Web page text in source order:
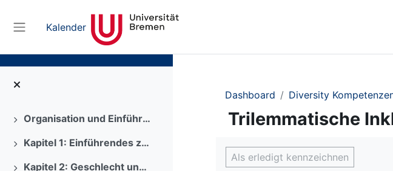
Website-Übersicht
Kalender
Ausklappen Organisation und Einführung
Ausklappen Kapitel 1: Einführendes zu Diversity
Kapitel 2: Geschlecht und geschlechtliche Identität
Dashboard Diversity
Trilemmatische
Als erledigt kennzeichnen